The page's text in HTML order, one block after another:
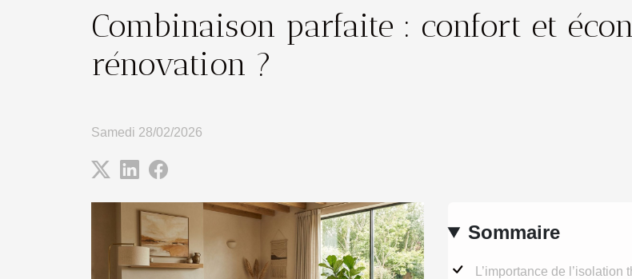
Combinaison parfaite : confort et
rénovation ?
Samedi 28/02/2026
Sommaire
L’importance de l’isolation